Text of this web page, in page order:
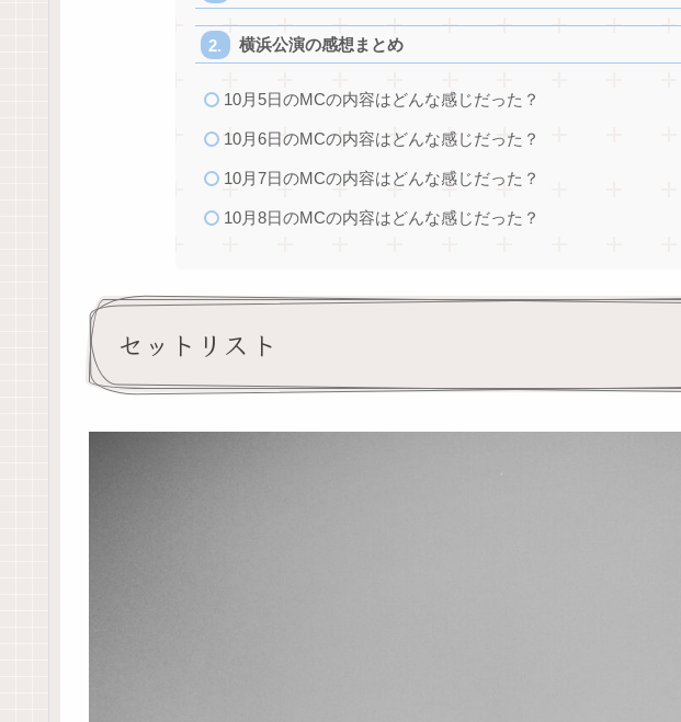
横浜公演の感想まとめ
10月5日のMCの内容はどんな感じだった？
10月6日のMCの内容はどんな感じだった？
10月7日のMCの内容はどんな感じだった？
10月8日のMCの内容はどんな感じだった？
セットリスト